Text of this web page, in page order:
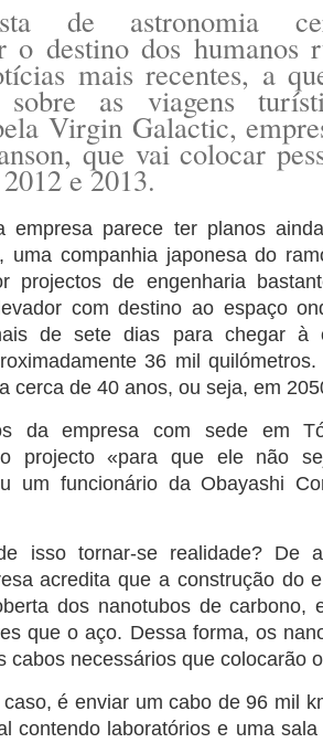
de astronomia
o destino dos humanos
mais recentes, a
as viagens
Virgin Galactic,
que vai colocar
e 2013.
empresa parece ter planos
uma companhia japonesa do
projectos de engenharia
com destino ao espaço
de sete dias para chegar à
36 mil
cerca de 40 anos, ou seja, em
da empresa com sede em
projecto «para que ele não
um funcionário da Obayashi
isso tornar-se realidade? De
acredita que a construção do
dos nanotubos de carbono,
que o aço. Dessa forma, os
cabos necessários que colocarão
é enviar um cabo de 96 mil
contendo laboratórios e uma